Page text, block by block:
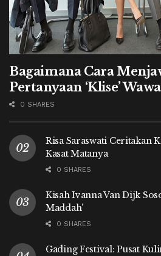
Bagaimana Cara
Pertanyaan ‘Klise’
0 SHARES
Risa Saraswati Ceritakan
Kasat Matanya
0 SHARES
Kisah Ivanna Van Dijk
Maddah’
0 SHARES
Gading Festival: Pusat